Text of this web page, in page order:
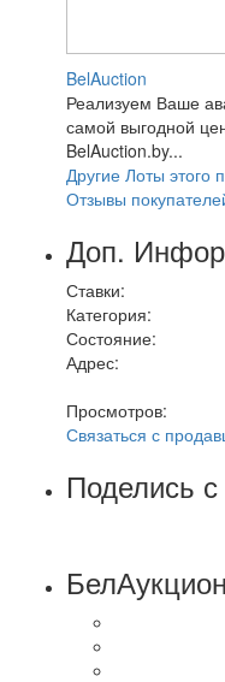
BelAuction
Реализуем Ваше
самой выгодной
BelAuction.by...
Другие Лоты этого
Отзывы
Доп.
Ставки:
Категория:
Состояние:
Адрес:
Просмотров:
Связаться с
Поделись